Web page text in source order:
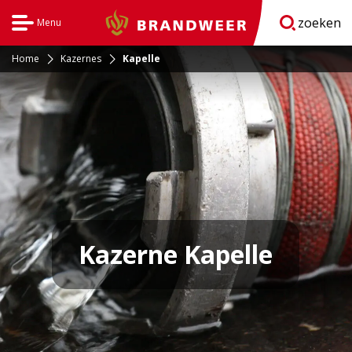
Menu Brandweer zoeken
Home Kazernes Kapelle
Kazerne Kapelle